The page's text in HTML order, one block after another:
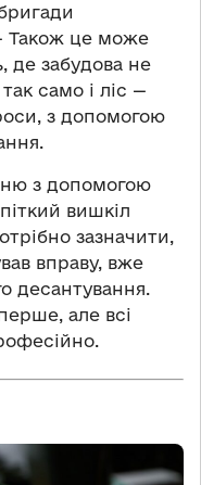
Також це може
де забудова не
само і ліс —
з допомогою
з допомогою
вишкіл
зазначити,
вправу, вже
десантування.
але всі